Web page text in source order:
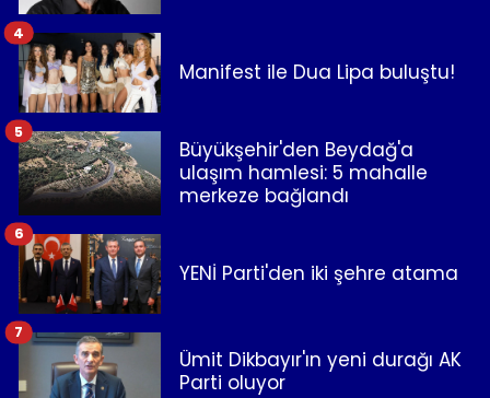
Manifest ile Dua Lipa buluştu!
4
Büyükşehir'den Beydağ'a
ulaşım hamlesi: 5 mahalle
merkeze bağlandı
5
YENİ Parti'den iki şehre atama
6
Ümit Dikbayır'ın yeni durağı AK
Parti oluyor
7